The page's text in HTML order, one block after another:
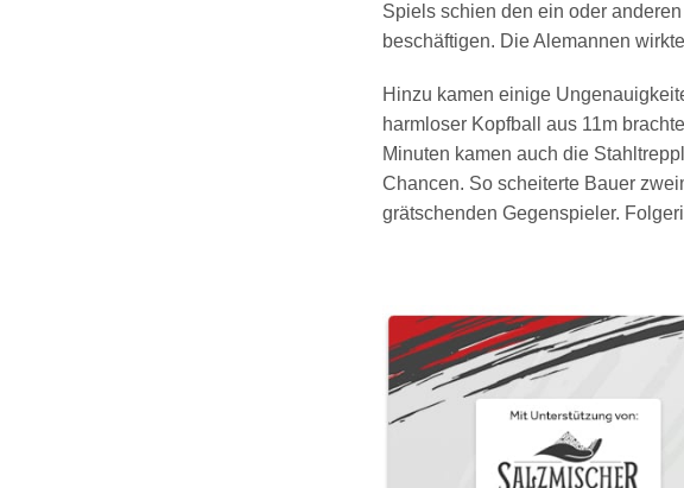
Spiels schien den ein oder
beschäftigen. Die Alemannen
Hinzu kamen einige
harmloser Kopfball aus 11m
Minuten kamen auch die
Chancen. So scheiterte Bauer
grätschenden Gegenspieler.